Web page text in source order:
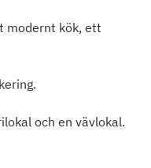
modernt kök, ett
och en vävlokal.